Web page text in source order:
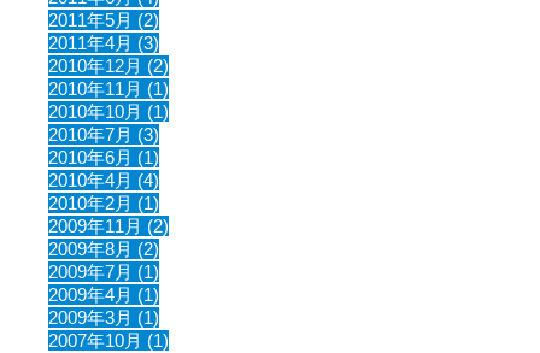
2011年5月 (2)
2011年4月 (3)
2010年12月 (2)
2010年11月 (1)
2010年10月 (1)
2010年7月 (3)
2010年6月 (1)
2010年4月 (4)
2010年2月 (1)
2009年11月 (2)
2009年8月 (2)
2009年7月 (1)
2009年4月 (1)
2009年3月 (1)
2007年10月 (1)